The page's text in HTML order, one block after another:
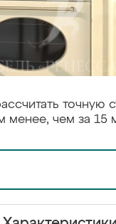
точную
менее, чем за 15